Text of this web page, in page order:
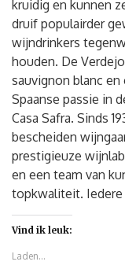
kruidig en kunnen
druif populairder
wijndrinkers
houden. De
sauvignon blanc en
Spaanse passie in
Casa Safra. Sinds
bescheiden
prestigieuze
en een team van
topkwaliteit.
Vind ik leuk:
Laden...